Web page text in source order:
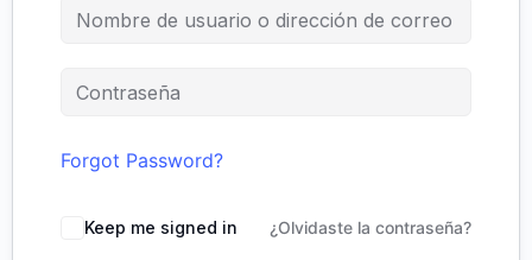
Forgot Password?
Keep me signed in ¿Olvidaste la contraseña?